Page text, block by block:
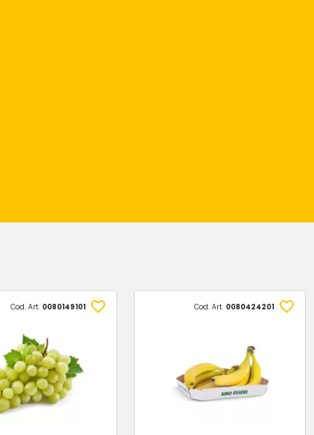
Cod. Art. 0080149101 Cod. Art. 0080424201